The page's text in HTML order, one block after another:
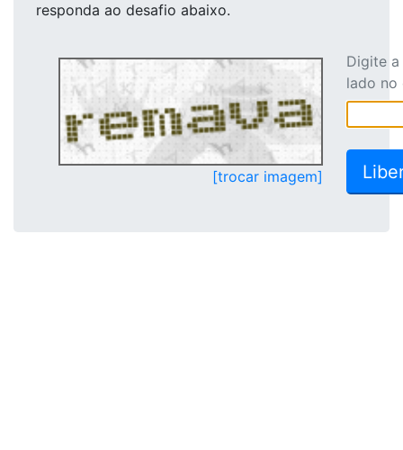
responda ao desafio abaixo.
[trocar imagem]
Digite
lado no